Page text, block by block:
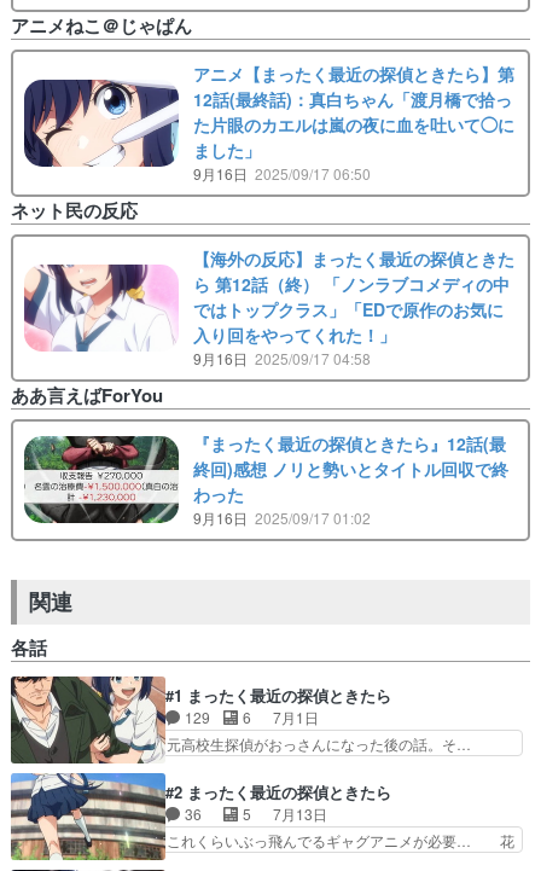
アニメねこ＠じゃぱん
アニメ【まったく最近の探偵ときたら】第
12話(最終話)：真白ちゃん「渡月橋で拾っ
た片眼のカエルは嵐の夜に血を吐いて◯に
ました」
9月16日 2025/09/17 06:50
ネット民の反応
【海外の反応】まったく最近の探偵ときた
ら 第12話（終） 「ノンラブコメディの中
ではトップクラス」「EDで原作のお気に
入り回をやってくれた！」
9月16日 2025/09/17 04:58
ああ言えばForYou
『まったく最近の探偵ときたら』12話(最
終回)感想 ノリと勢いとタイトル回収で終
わった
9月16日 2025/09/17 01:02
関連
各話
#1 まったく最近の探偵ときたら
129 6
7月1日
元高校生探偵がおっさんになった後の話。そ…
作漫画は気になってたけど結局読… 置鮎さんもい
いオジサンっぷりで楽しかった… 夏ドラマ・アニ
メが始まったとりあえず、継… アニメファンのみ
なさんおはようございます… こっちも面白くて良
#2 まったく最近の探偵ときたら
36 5
7月13日
これくらいぶっ飛んでるギャグアニメが必要… 花